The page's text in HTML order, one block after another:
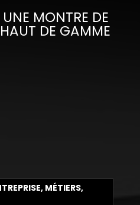
MONTRE DE
DE GAMME
MÉTIERS,